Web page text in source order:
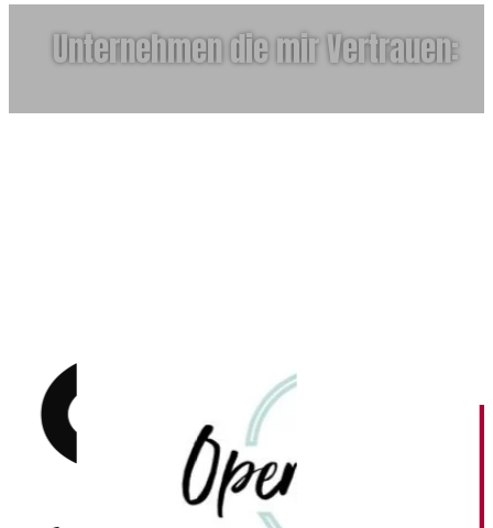
Unternehmen die mir Vertrauen: